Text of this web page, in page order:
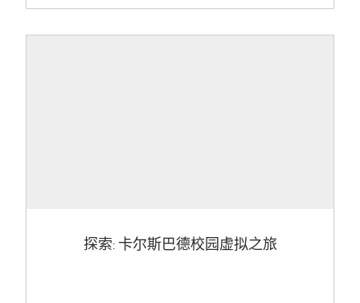
探索: 卡尔斯巴德校园虚拟之旅